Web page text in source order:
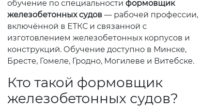
обучение по специальности формовщик
железобетонных судов — рабочей профессии,
включённой в ЕТКС и связанной с
изготовлением железобетонных корпусов и
конструкций. Обучение доступно в Минске,
Бресте, Гомеле, Гродно, Могилеве и Витебске.
Кто такой формовщик
железобетонных судов?